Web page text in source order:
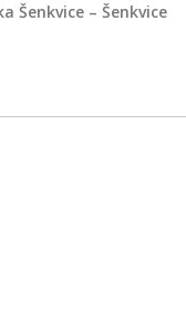
Šenkvice – Šenkvice